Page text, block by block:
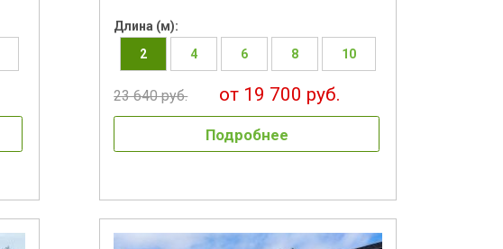
Длина (м):
2
4 6 8 10
23 640 руб. от 19 700 руб.
Подробнее